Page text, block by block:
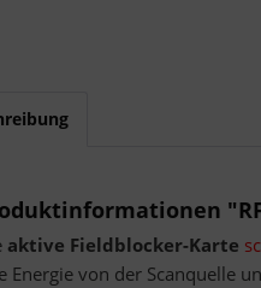
aktive Fieldblocker-Karte
Energie von der Scanquelle